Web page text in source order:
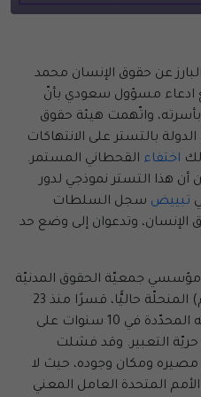
عن حقوق الإنسان محمد
ادعاء مسؤول سعودي بأنّ
واتّهمت هيئة حقوق
بالتستر على الانتهاكات
اختفاء القحطاني المستمر.
هذا التستر نموذجي لدور
تبييض سجل السلطات
وتدعوان إلى وضع حد
مؤسسي جمعيّة الحقوق المدنيّة
والسياسيّة في السعوديّة (حسم) المنحلّة حاليًّا، قسرًا منذ 23
أكتوبر 2022، بعدما أتم محكوميّته المحدّدة في 10 سنوات على
التعبير. وقد فشلت
ومكان وجوده، حيث لا
المتحدة العامل المعني